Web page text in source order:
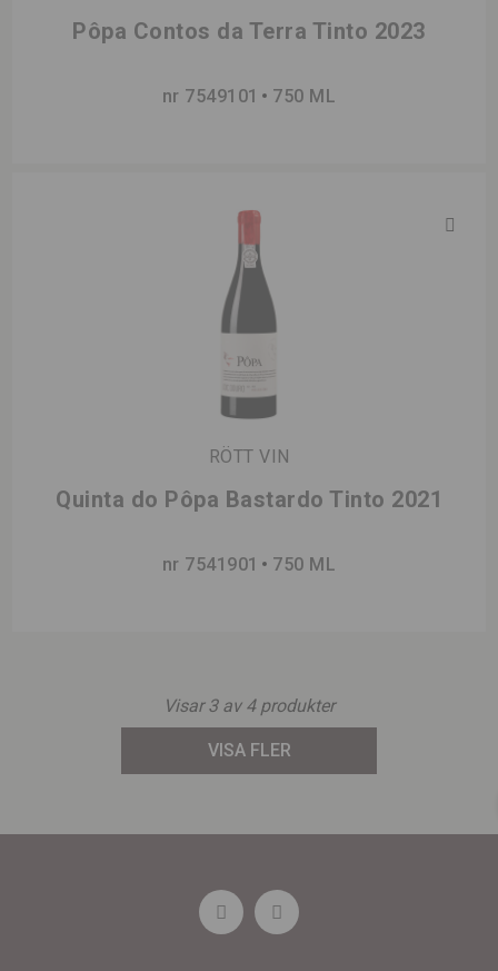
Pôpa Contos da Terra Tinto 2023
nr 7549101 750 ML
RÖTT VIN
Quinta do Pôpa Bastardo Tinto 2021
nr 7541901 750 ML
Visar3av 4produkter
VISA FLER